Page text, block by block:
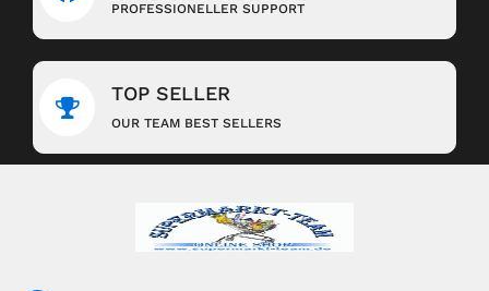
PROFESSIONELLER SUPPORT
TOP SELLER
OUR TEAM BEST SELLERS